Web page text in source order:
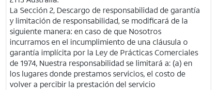
La Sección 2, Descargo de responsabilidad de garantía
y limitación de responsabilidad, se modificará de la
siguiente manera: en caso de que Nosotros
incurramos en el incumplimiento de una cláusula o
garantía implícita por la Ley de Prácticas Comerciales
de 1974, Nuestra responsabilidad se limitará a: (a) en
los lugares donde prestamos servicios, el costo de
volver a percibir la prestación del servicio